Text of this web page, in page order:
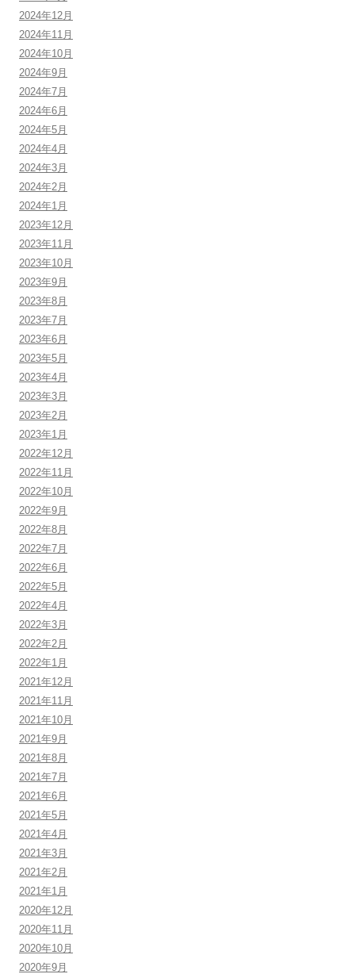
2024年12月
2024年11月
2024年10月
2024年9月
2024年7月
2024年6月
2024年5月
2024年4月
2024年3月
2024年2月
2024年1月
2023年12月
2023年11月
2023年10月
2023年9月
2023年8月
2023年7月
2023年6月
2023年5月
2023年4月
2023年3月
2023年2月
2023年1月
2022年12月
2022年11月
2022年10月
2022年9月
2022年8月
2022年7月
2022年6月
2022年5月
2022年4月
2022年3月
2022年2月
2022年1月
2021年12月
2021年11月
2021年10月
2021年9月
2021年8月
2021年7月
2021年6月
2021年5月
2021年4月
2021年3月
2021年2月
2021年1月
2020年12月
2020年11月
2020年10月
2020年9月